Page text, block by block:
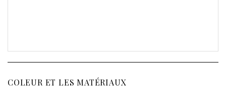
COLEUR ET LES MATÉRIAUX